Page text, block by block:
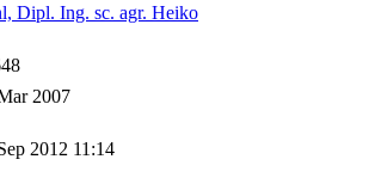
Dipl. Ing. sc. agr. Heiko
2007
2012 11:14